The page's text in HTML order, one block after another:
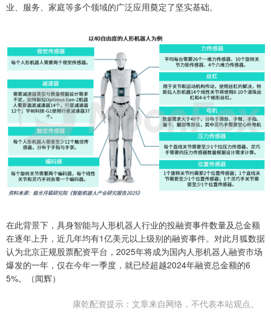
业、服务、家庭等多个领域的广泛应用奠定了坚实基础。
在此背景下，具身智能与人形机器人行业的投融资事件数量及总金额
在逐年上升，近几年均有1亿美元以上级别的融资事件。对此月狐数据
认为北京正规股票配资平台，2025年将成为国内人形机器人融资市场
爆发的一年，仅在今年一季度，就已经超越2024年融资总金额的6
5%。（闻辉）
康乾配资提示：文章来自网络，不代表本站观点。